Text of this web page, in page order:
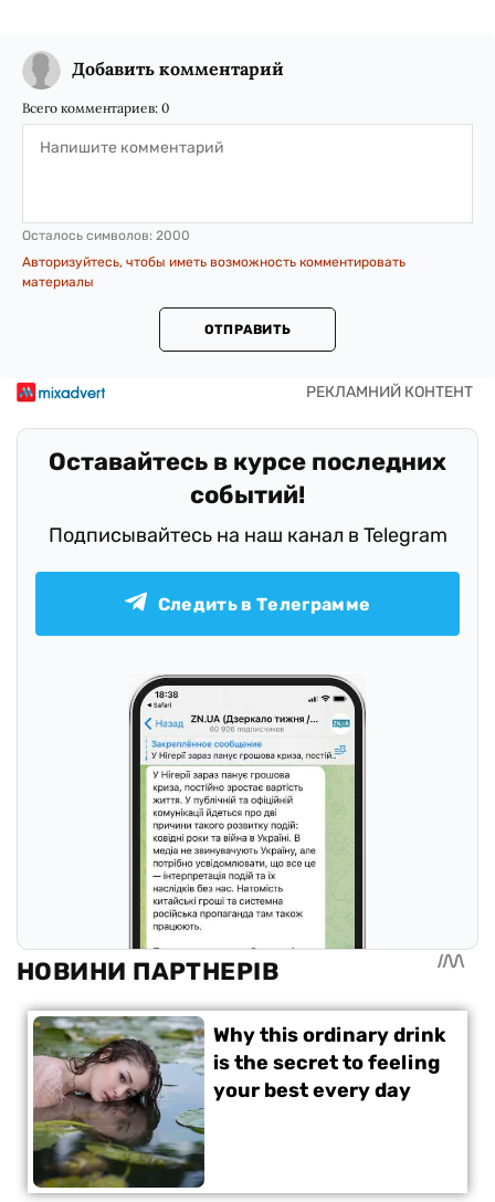
Добавить комментарий
Всего комментариев: 0
Осталось символов: 2000
Авторизуйтесь, чтобы иметь возможность комментировать
материалы
ОТПРАВИТЬ
Оставайтесь в курсе последних
событий!
Подписывайтесь на наш канал в Telegram
Следить в Телеграмме